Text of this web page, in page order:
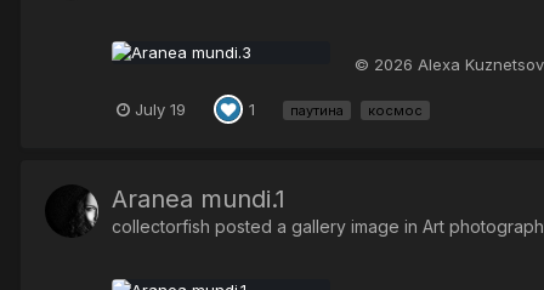
© 2026 Alexa
July 19 1 паутина космос
Aranea mundi.1
collectorfish posted a gallery image in Art